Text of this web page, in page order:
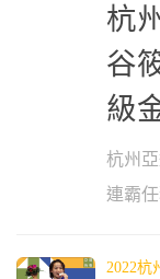
杭
谷
級
杭州
連霸
2022杭